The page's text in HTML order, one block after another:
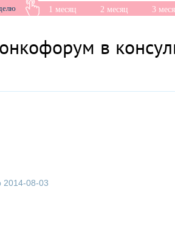
1 месяц 2 месяц 3
в
2014-08-03